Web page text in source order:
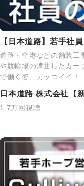
【日本道路】若手社
道路・空港などの舗装工
や競輪場の湾曲したカー
で働く姿、カッコイイ！
日本道路 株式会社【新
1.7万回視聴